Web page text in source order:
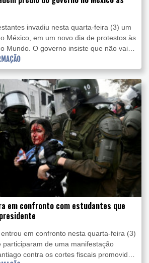
invadiu nesta quarta-feira (3) um
México, em um novo dia de protestos às
Mundo. O governo insiste que não vai
em confronto com estudantes que
em confronto nesta quarta-feira (3)
participaram de uma manifestação
contra os cortes fiscais promovidos